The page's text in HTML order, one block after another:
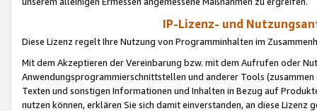
IP-Lizenz- und
Diese Lizenz regelt Ihre Nutzung von Programminhalten im
Mit dem Akzeptieren der Vereinbarung bzw. mit dem Aufrufen oder
Anwendungsprogrammierschnittstellen und anderer Tools (zusammen
Texten und sonstigen Informationen und Inhalten in Bezug auf
nutzen können, erklären Sie sich damit einverstanden, an diese Lizenz